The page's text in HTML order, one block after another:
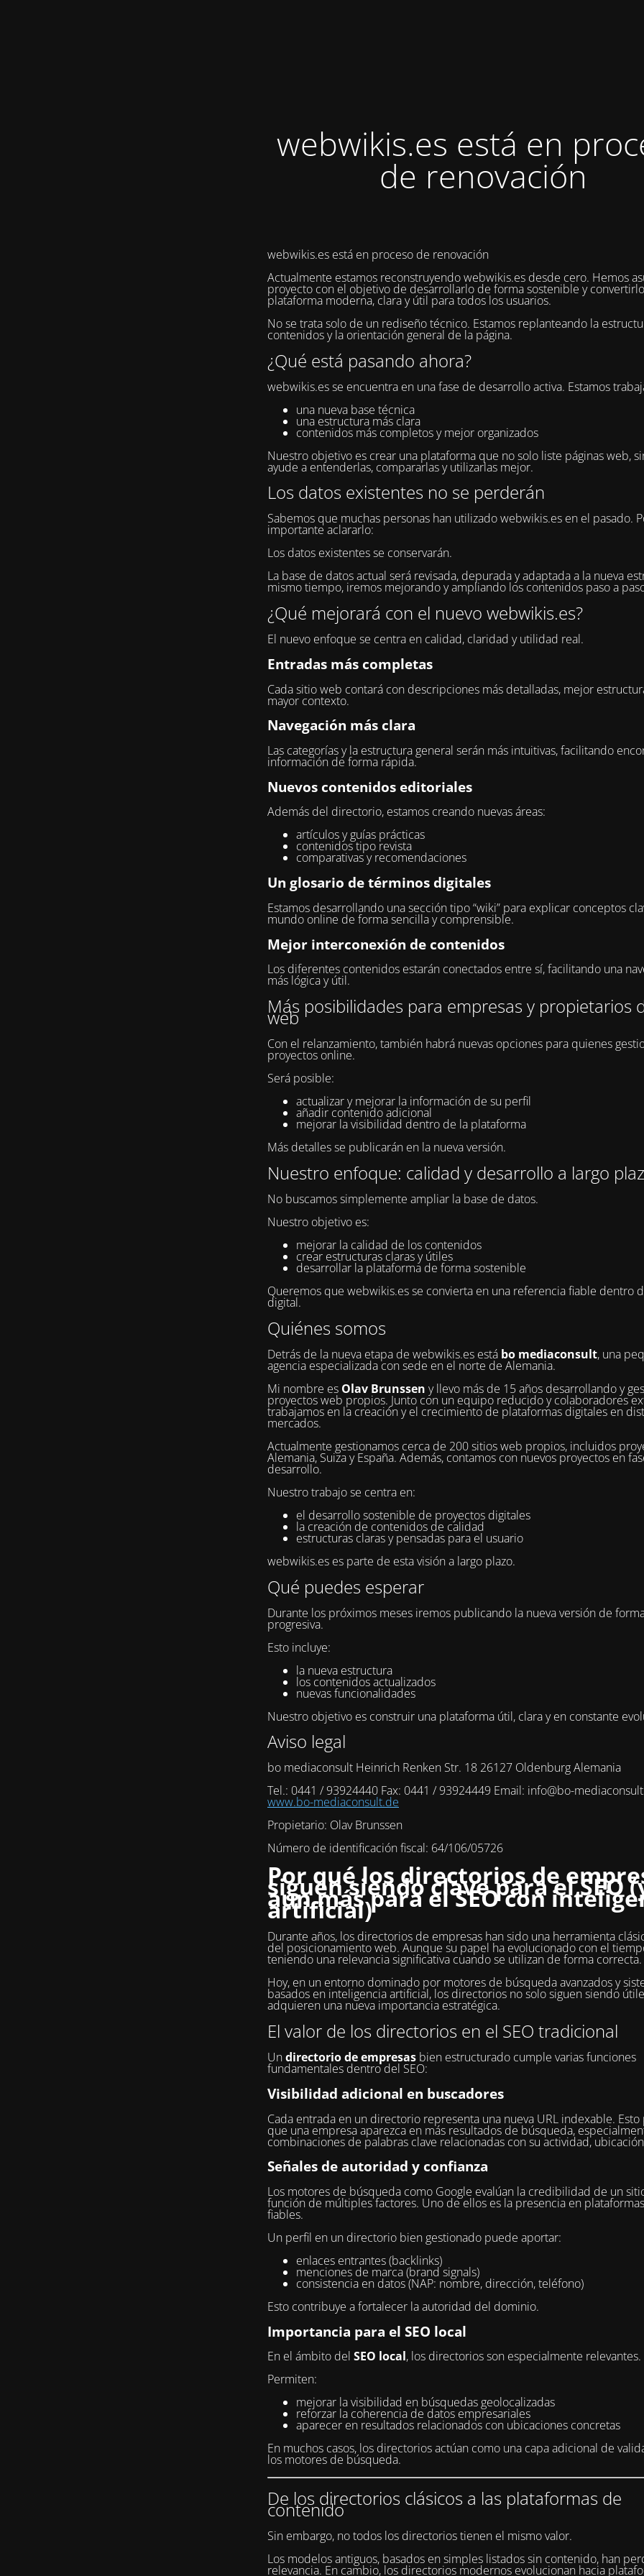
webwikis.es está en
de renovación
webwikis.es está en proceso de renovación
Actualmente estamos reconstruyendo webwikis.es desde cero. Hemos
proyecto con el objetivo de desarrollarlo de forma sostenible y
plataforma moderna, clara y útil para todos los usuarios.
No se trata solo de un rediseño técnico. Estamos replanteando la
contenidos y la orientación general de la página.
¿Qué está pasando ahora?
webwikis.es se encuentra en una fase de desarrollo activa. Estamos
una nueva base técnica
una estructura más clara
contenidos más completos y mejor organizados
Nuestro objetivo es crear una plataforma que no solo liste páginas web,
ayude a entenderlas, compararlas y utilizarlas mejor.
Los datos existentes no se perderán
Sabemos que muchas personas han utilizado webwikis.es en el pasado.
importante aclararlo:
Los datos existentes se conservarán.
La base de datos actual será revisada, depurada y adaptada a la nueva
mismo tiempo, iremos mejorando y ampliando los contenidos paso a
¿Qué mejorará con el nuevo webwikis.es?
El nuevo enfoque se centra en calidad, claridad y utilidad real.
Entradas más completas
Cada sitio web contará con descripciones más detalladas, mejor
mayor contexto.
Navegación más clara
Las categorías y la estructura general serán más intuitivas, facilitando
información de forma rápida.
Nuevos contenidos editoriales
Además del directorio, estamos creando nuevas áreas:
artículos y guías prácticas
contenidos tipo revista
comparativas y recomendaciones
Un glosario de términos digitales
Estamos desarrollando una sección tipo “wiki” para explicar conceptos
mundo online de forma sencilla y comprensible.
Mejor interconexión de contenidos
Los diferentes contenidos estarán conectados entre sí, facilitando una
más lógica y útil.
Más posibilidades para empresas y propietarios
web
Con el relanzamiento, también habrá nuevas opciones para quienes
proyectos online.
Será posible:
actualizar y mejorar la información de su perfil
añadir contenido adicional
mejorar la visibilidad dentro de la plataforma
Más detalles se publicarán en la nueva versión.
Nuestro enfoque: calidad y desarrollo a largo
No buscamos simplemente ampliar la base de datos.
Nuestro objetivo es:
mejorar la calidad de los contenidos
crear estructuras claras y útiles
desarrollar la plataforma de forma sostenible
Queremos que webwikis.es se convierta en una referencia fiable dentro
digital.
Quiénes somos
Detrás de la nueva etapa de webwikis.es está bo mediaconsult, una
agencia especializada con sede en el norte de Alemania.
Mi nombre es Olav Brunssen y llevo más de 15 años desarrollando y
proyectos web propios. Junto con un equipo reducido y colaboradores
trabajamos en la creación y el crecimiento de plataformas digitales en
mercados.
Actualmente gestionamos cerca de 200 sitios web propios, incluidos
Alemania, Suiza y España. Además, contamos con nuevos proyectos en
desarrollo.
Nuestro trabajo se centra en:
el desarrollo sostenible de proyectos digitales
la creación de contenidos de calidad
estructuras claras y pensadas para el usuario
webwikis.es es parte de esta visión a largo plazo.
Qué puedes esperar
Durante los próximos meses iremos publicando la nueva versión de
progresiva.
Esto incluye:
la nueva estructura
los contenidos actualizados
nuevas funcionalidades
Nuestro objetivo es construir una plataforma útil, clara y en constante
Aviso legal
bo mediaconsult Heinrich Renken Str. 18 26127 Oldenburg Alemania
Tel.: 0441 / 93924440 Fax: 0441 / 93924449 Email: info@bo-
www.bo-mediaconsult.de
Propietario: Olav Brunssen
Número de identificación fiscal: 64/106/05726
Por qué los directorios de
siguen siendo clave para el SEO
aún más para el SEO con
artificial)
Durante años, los directorios de empresas han sido una herramienta
del posicionamiento web. Aunque su papel ha evolucionado con el
teniendo una relevancia significativa cuando se utilizan de forma correcta.
Hoy, en un entorno dominado por motores de búsqueda avanzados y
basados en inteligencia artificial, los directorios no solo siguen siendo
adquieren una nueva importancia estratégica.
El valor de los directorios en el SEO tradicional
Undirectorio de empresas bien estructurado cumple varias funciones
fundamentales dentro del SEO:
Visibilidad adicional en buscadores
Cada entrada en un directorio representa una nueva URL indexable.
que una empresa aparezca en más resultados de búsqueda,
combinaciones de palabras clave relacionadas con su actividad,
Señales de autoridad y confianza
Los motores de búsqueda como Google evalúan la credibilidad de un
función de múltiples factores. Uno de ellos es la presencia en
fiables.
Un perfil en un directorio bien gestionado puede aportar:
enlaces entrantes (backlinks)
menciones de marca (brand signals)
consistencia en datos (NAP: nombre, dirección, teléfono)
Esto contribuye a fortalecer la autoridad del dominio.
Importancia para el SEO local
En el ámbito del SEO local, los directorios son especialmente relevantes.
Permiten:
mejorar la visibilidad en búsquedas geolocalizadas
reforzar la coherencia de datos empresariales
aparecer en resultados relacionados con ubicaciones concretas
En muchos casos, los directorios actúan como una capa adicional de
los motores de búsqueda.
De los directorios clásicos a las plataformas de
contenido
Sin embargo, no todos los directorios tienen el mismo valor.
Los modelos antiguos, basados en simples listados sin contenido, han
relevancia. En cambio, los directorios modernos evolucionan hacia